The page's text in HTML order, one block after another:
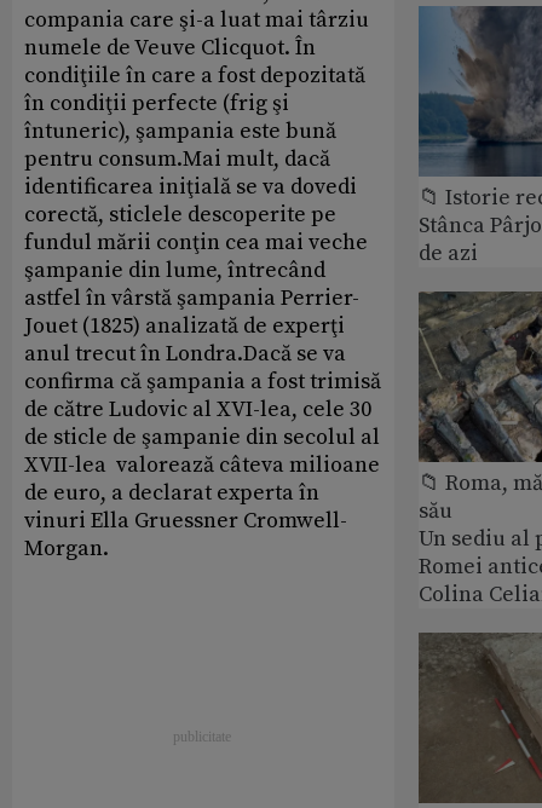
compania care şi-a luat mai târziu
numele de Veuve Clicquot. În
condiţiile în care a fost depozitată
în condiţii perfecte (frig şi
întuneric), şampania este bună
pentru consum.Mai mult, dacă
identificarea iniţială se va dovedi
corectă, sticlele descoperite pe
fundul mării conţin cea mai veche
şampanie din lume, întrecând
astfel în vârstă şampania Perrier-
Jouet (1825) analizată de experţi
anul trecut în Londra.Dacă se va
confirma că şampania a fost trimisă
de către Ludovic al XVI-lea, cele 30
de sticle de şampanie din secolul al
XVII-lea valorează câteva milioane
de euro, a declarat experta în
vinuri Ella Gruessner Cromwell-
Morgan.
📁 Istorie
Stânca
de azi
📁 Roma,
său
Un sediu
Romei
Colina